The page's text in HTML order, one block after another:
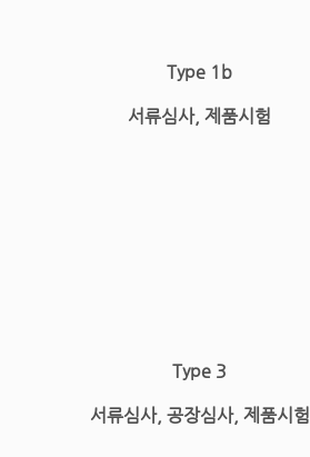
Type 1b
서류심사, 제품시험
Type 3
서류심사, 공장심사, 제품시험